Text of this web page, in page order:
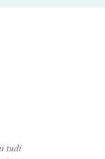
tudi